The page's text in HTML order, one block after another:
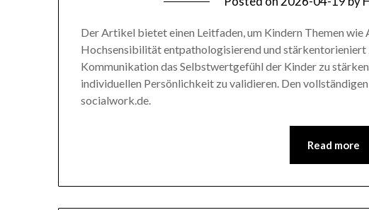
Der Artikel bietet einen Leitfaden, um Kindern Themen wie
Hochsensibilität entpathologisierend und stärkentorieniert
Kommunikation das Selbstwertgefühl der Kinder zu
individuellen Persönlichkeit zu validieren. Den
socialwork.de.
Read more